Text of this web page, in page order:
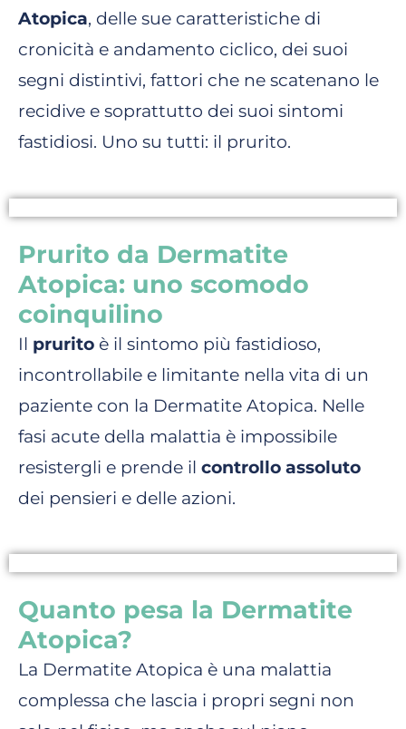
Atopica, delle sue caratteristiche di
cronicità e andamento ciclico, dei suoi
segni distintivi, fattori che ne scatenano le
recidive e soprattutto dei suoi sintomi
fastidiosi. Uno su tutti: il prurito.
Prurito da Dermatite
Atopica: uno scomodo
coinquilino
Il prurito è il sintomo più fastidioso,
incontrollabile e limitante nella vita di un
paziente con la Dermatite Atopica. Nelle
fasi acute della malattia è impossibile
resistergli e prende il controllo assoluto
dei pensieri e delle azioni.
Quanto pesa la Dermatite
Atopica?
La Dermatite Atopica è una malattia
complessa che lascia i propri segni non